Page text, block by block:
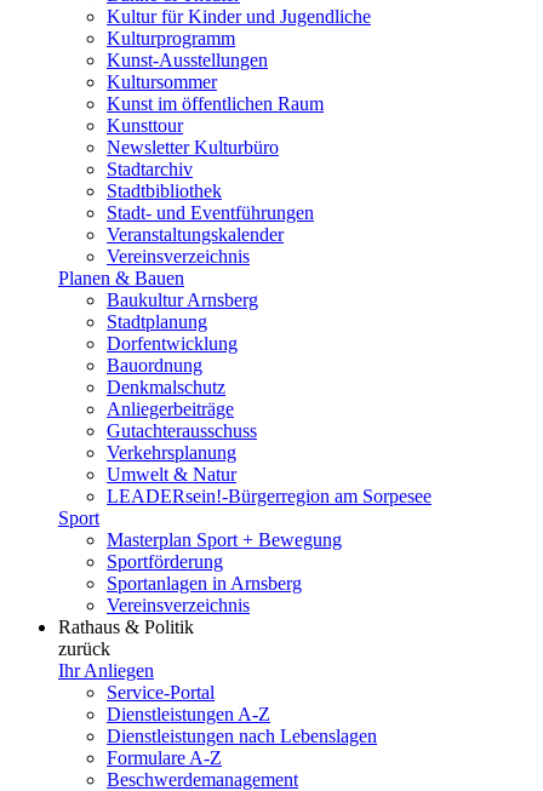
Kultur für Kinder und Jugendliche
Kulturprogramm
Kunst-Ausstellungen
Kultursommer
Kunst im öffentlichen Raum
Kunsttour
Newsletter Kulturbüro
Stadtarchiv
Stadtbibliothek
Stadt- und Eventführungen
Veranstaltungskalender
Vereinsverzeichnis
Planen & Bauen
Baukultur Arnsberg
Stadtplanung
Dorfentwicklung
Bauordnung
Denkmalschutz
Anliegerbeiträge
Gutachterausschuss
Verkehrsplanung
Umwelt & Natur
LEADERsein!-Bürgerregion am Sorpesee
Sport
Masterplan Sport + Bewegung
Sportförderung
Sportanlagen in Arnsberg
Vereinsverzeichnis
Rathaus & Politik
zurück
Ihr Anliegen
Service-Portal
Dienstleistungen A-Z
Dienstleistungen nach Lebenslagen
Formulare A-Z
Beschwerdemanagement